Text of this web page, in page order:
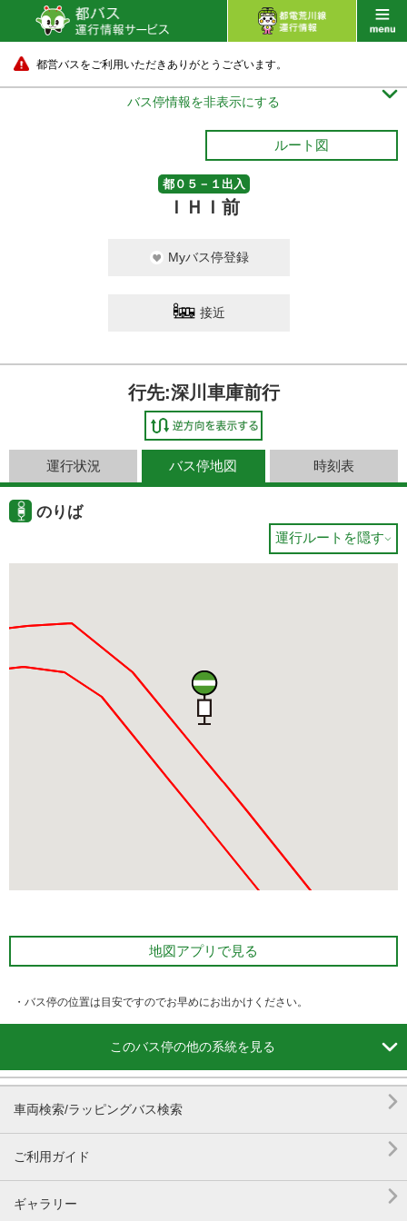
都営バスをご利用いただきありがとうございます。
バス停情報を非表示にする 
ルート図
都０５－１出入
ＩＨＩ前
Myバス停登録
接近
行先:深川車庫前行
運行状況 バス停地図 時刻表
のりば
運行ルートを隠す
地図アプリで見る
・バス停の位置は目安ですのでお早めにお出かけください。
このバス停の他の系統を見る 
車両検索/ラッピングバス検索 
ご利用ガイド 
ギャラリー 